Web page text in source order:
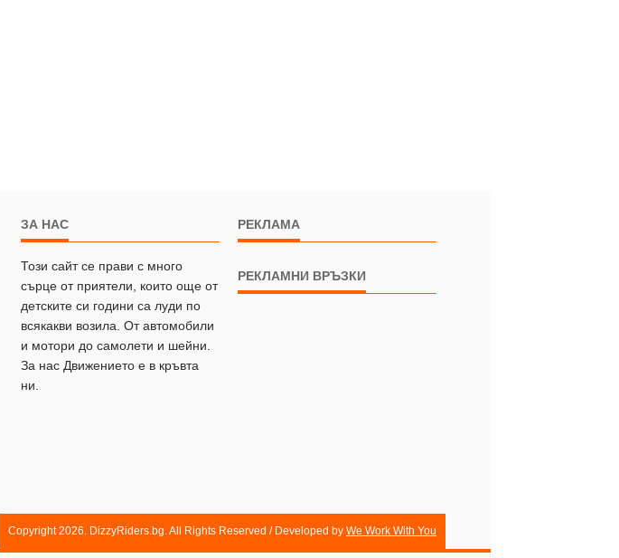
ЗА НАС
Този сайт се прави с много
сърце от приятели, които още от
детските си години са луди по
всякакви возила. От автомобили
и мотори до самолети и шейни.
За нас Движението е в кръвта
ни.
РЕКЛАМА
РЕКЛАМНИ ВРЪЗКИ
Copyright 2026. DizzyRiders.bg. All Rights Reserved / Developed by We Work With You